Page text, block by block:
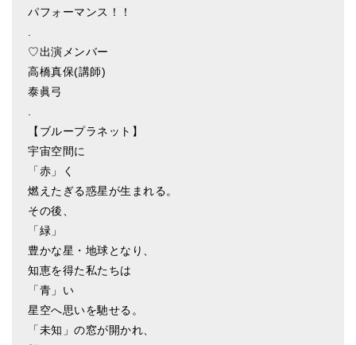
ベーシック・ティンシャ（4種）
ティンシャケース
チベット・真マントラ香
チベット高僧のオラクルカード
ベル＆ドルジェ
シンギングボウル入門本・CD
アウトレット
オリジナルグッズ
神々とつながるジュエリー
ヒーリング・マンダラポスター
パフォーマンス！！
.
♡出演メンバー
高橋真保(講師)
泰眞弓
.
【ブループラネット】
宇宙空間に
「赤」く
燃えたぎる惑星が生まれる。
その後、
「緑」
豊かな星・地球となり、
知恵を得た私たちは
「青」い
星空へ思いを馳せる。
「未知」の窓が開かれ、